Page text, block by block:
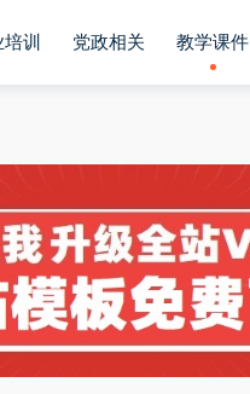
训 党政相关 教学课件